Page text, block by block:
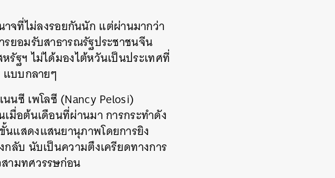
จที่ไม่ลงรอยกันนัก แต่ผ่านมากว่า
ยอมรับสาธารณรัฐประชาชนจีน
ฐฯ ไม่ได้มองไต้หวันเป็นประเทศที่
แบบกลายๆ
นซี เพโลซี (Nancy Pelosi)
มื่อต้นเดือนที่ผ่านมา การกระทำดัง
แสดงแสนยานุภาพโดยการยิง
ลับ นับเป็นความตึงเครียดทางการ
ามทศวรรษก่อน